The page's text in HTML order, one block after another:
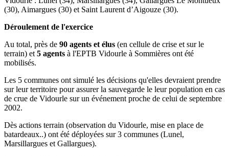
(30), Aimargues (30) et Saint Laurent d’Aigouze (30).
Déroulement de l'exercice
Au total, près de 90 agents et élus (en cellule de crise et sur le
terrain) et5 agents à l'EPTB Vidourle à Sommières ont été
mobilisés.
Les 5 communes ont simulé les décisions qu'elles devraient prendre
sur leur territoire pour assurer la sauvegarde le leur population en cas
de crue de Vidourle sur un événement proche de celui de septembre
2002.
Dès actions terrain (observation du Vidourle, mise en place de
batardeaux..) ont été déployées sur 3 communes (Lunel,
Marsillargues et Gallargues).